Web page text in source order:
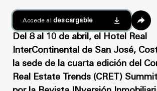
Dirección de Obra
Proyectos
GP inside
Noticias
Gerenciamiento de Obra
Diseño Interior
Comunicación Visual
Masterplan
Accede al descargable
Del 8 al 10 de abril, el Hotel Real
InterContinental de San José,
la sede de la cuarta edición del
Real Estate Trends (CRET)